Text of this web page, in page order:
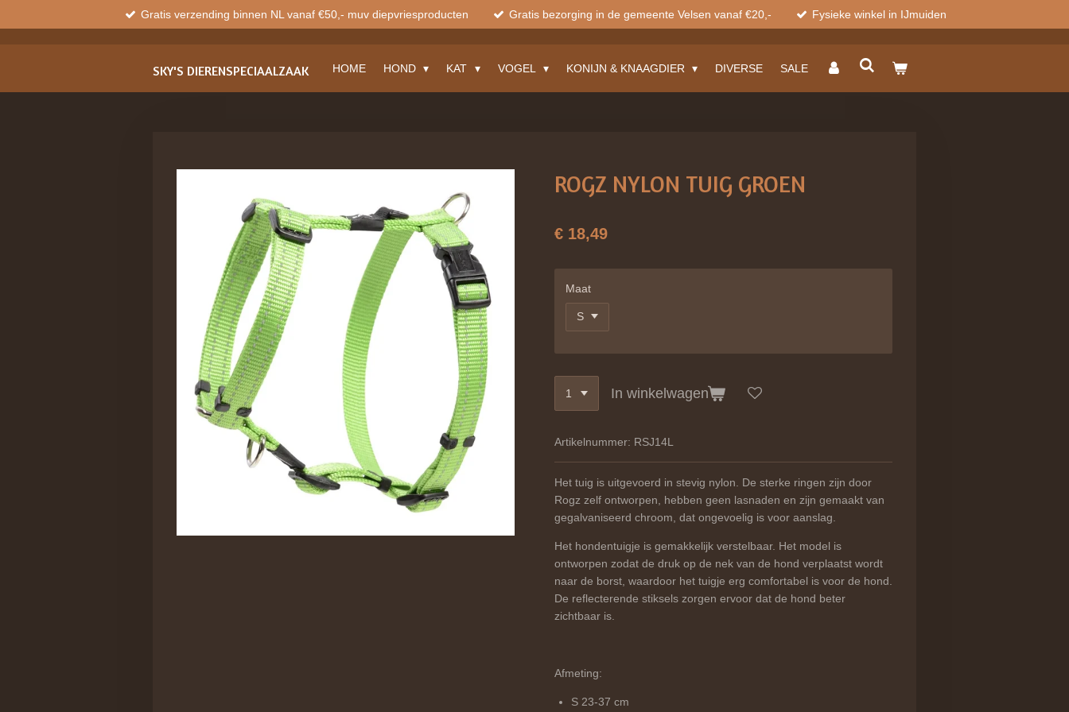
Gratis verzending binnen NL vanaf €50,- muv diepvriesproducten Gratis bezorging in de gemeente Velsen vanaf €20,- Fysieke winkel in IJmuiden
SKY'S DIERENSPECIAALZAAK HOME HOND KAT VOGEL KONIJN & KNAAGDIER DIVERSE SALE
ROGZ NYLON TUIG GROEN
€ 18,49
Maat
In winkelwagen
Artikelnummer: RSJ14L
Het tuig is uitgevoerd in stevig nylon. De sterke ringen zijn door
Rogz zelf ontworpen, hebben geen lasnaden en zijn gemaakt van
gegalvaniseerd chroom, dat ongevoelig is voor aanslag.
Het hondentuigje is gemakkelijk verstelbaar. Het model is
ontworpen zodat de druk op de nek van de hond verplaatst wordt
naar de borst, waardoor het tuigje erg comfortabel is voor de hond.
De reflecterende stiksels zorgen ervoor dat de hond beter
zichtbaar is.
Afmeting:
S 23-37 cm